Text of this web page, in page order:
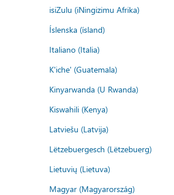
isiZulu (iNingizimu Afrika)
Íslenska (ísland)
Italiano (Italia)
K'iche' (Guatemala)
Kinyarwanda (U Rwanda)
Kiswahili (Kenya)
Latviešu (Latvija)
Lëtzebuergesch (Lëtzebuerg)
Lietuvių (Lietuva)
Magyar (Magyarország)